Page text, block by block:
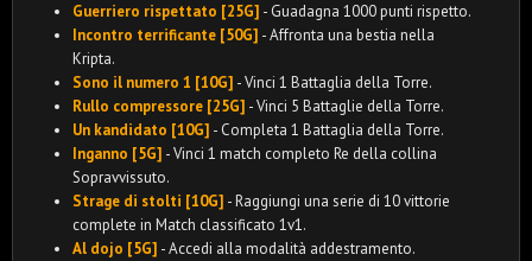
Guerriero rispettato [25G] - Guadagna 1000 punti rispetto.
Incontro terrificante [50G] - Affronta una bestia nella
Kripta.
Sono il numero 1 [10G] - Vinci 1 Battaglia della Torre.
Rullo compressore [25G] - Vinci 5 Battaglie della Torre.
Un kandidato [10G] - Completa 1 Battaglia della Torre.
Inganno [5G] - Vinci 1 match completo Re della collina
Sopravvissuto.
Strage di stolti [10G] - Raggiungi una serie di 10 vittorie
complete in Match classificato 1v1.
Al dojo [5G] - Accedi alla modalità addestramento.